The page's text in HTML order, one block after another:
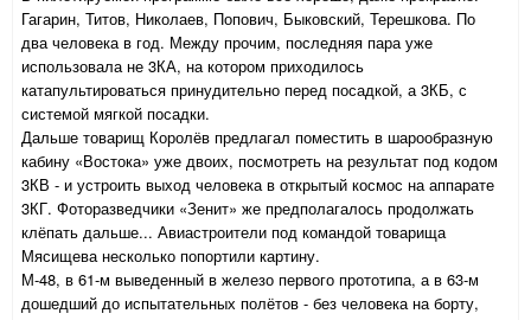
Гагарин, Титов, Николаев, Попович, Быковский, Терешкова. По
два человека в год. Между прочим, последняя пара уже
использовала не 3КА, на котором приходилось
катапультироваться принудительно перед посадкой, а 3КБ, с
системой мягкой посадки.
Дальше товарищ Королёв предлагал поместить в шарообразную
кабину «Востока» уже двоих, посмотреть на результат под кодом
3КВ - и устроить выход человека в открытый космос на аппарате
3КГ. Фоторазведчики «Зенит» же предполагалось продолжать
клёпать дальше... Авиастроители под командой товарища
Мясищева несколько попортили картину.
М-48, в 61-м выведенный в железо первого прототипа, а в 63-м
дошедший до испытательных полётов - без человека на борту,